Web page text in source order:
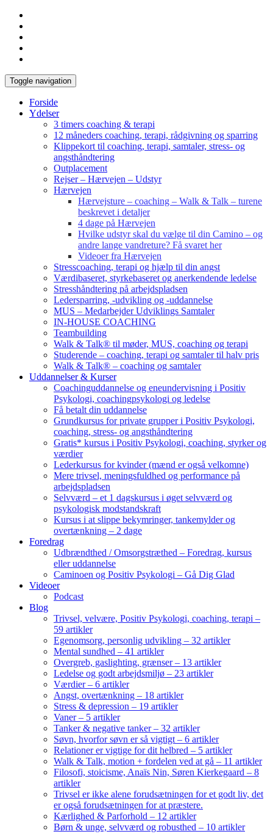
Toggle navigation
Forside
Ydelser
3 timers coaching & terapi
12 måneders coaching, terapi, rådgivning og sparring
Klippekort til coaching, terapi, samtaler, stress- og
angsthåndtering
Outplacement
Rejser – Hærvejen – Udstyr
Hærvejen
Hærvejsture – coaching – Walk & Talk – turene
beskrevet i detaljer
4 dage på Hærvejen
Hvilke udstyr skal du vælge til din Camino – og
andre lange vandreture? Få svaret her
Videoer fra Hærvejen
Stresscoaching, terapi og hjælp til din angst
Værdibaseret, styrkebaseret og anerkendende ledelse
Stresshåndtering på arbejdspladsen
Ledersparring, -udvikling og -uddannelse
MUS – Medarbejder Udviklings Samtaler
IN-HOUSE COACHING
Teambuilding
Walk & Talk® til møder, MUS, coaching og terapi
Studerende – coaching, terapi og samtaler til halv pris
Walk & Talk® – coaching og samtaler
Uddannelser & Kurser
Coachinguddannelse og eneundervisning i Positiv
Psykologi, coachingpsykologi og ledelse
Få betalt din uddannelse
Grundkursus for private grupper i Positiv Psykologi,
coaching, stress- og angsthåndtering
Gratis* kursus i Positiv Psykologi, coaching, styrker og
værdier
Lederkursus for kvinder (mænd er også velkomne)
Mere trivsel, meningsfuldhed og performance på
arbejdspladsen
Selvværd – et 1 dagskursus i øget selvværd og
psykologisk modstandskraft
Kursus i at slippe bekymringer, tankemylder og
overtænkning – 2 dage
Foredrag
Udbrændthed / Omsorgstræthed – Foredrag, kursus
eller uddannelse
Caminoen og Positiv Psykologi – Gå Dig Glad
Videoer
Podcast
Blog
Trivsel, velvære, Positiv Psykologi, coaching, terapi –
59 artikler
Egenomsorg, personlig udvikling – 32 artikler
Mental sundhed – 41 artikler
Overgreb, gaslighting, grænser – 13 artikler
Ledelse og godt arbejdsmiljø – 23 artikler
Værdier – 6 artikler
Angst, overtænkning – 18 artikler
Stress & depression – 19 artikler
Vaner – 5 artikler
Tanker & negative tanker – 32 artikler
Søvn, hvorfor søvn er så vigtigt – 6 artikler
Relationer er vigtige for dit helbred – 5 artikler
Walk & Talk, motion + fordelen ved at gå – 11 artikler
Filosofi, stoicisme, Anaïs Nin, Søren Kierkegaard – 8
artikler
Trivsel er ikke alene forudsætningen for et godt liv, det
er også forudsætningen for at præstere.
Kærlighed & Parforhold – 12 artikler
Børn & unge, selvværd og robusthed – 10 artikler